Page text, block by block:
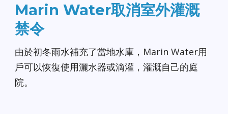
Marin Water取消室外灌溉
禁令
由於初冬雨水補充了當地水庫，Marin Water用
戶可以恢復使用灑水器或滴灌，灌溉自己的庭
院。